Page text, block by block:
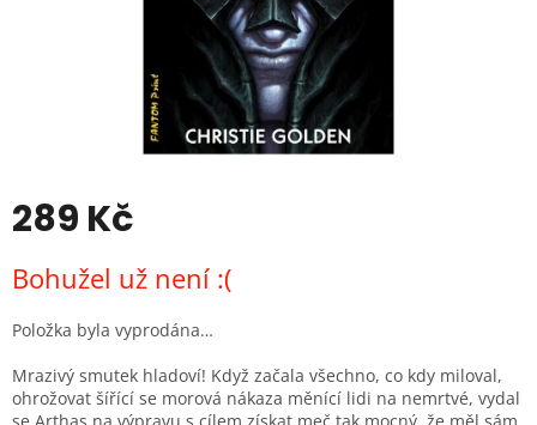
289 Kč
cena:
Bohužel už není :(
Položka byla vyprodána…
Mrazivý smutek hladoví! Když začala všechno, co kdy miloval,
ohrožovat šířící se morová nákaza měnící lidi na nemrtvé, vydal